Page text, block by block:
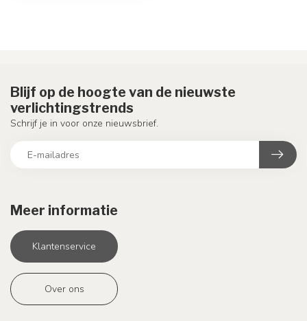
Meer informatie
Klantenservice
Over ons
Blijf op de hoogte van de nieuwste
verlichtingstrends
Schrijf je in voor onze nieuwsbrief.